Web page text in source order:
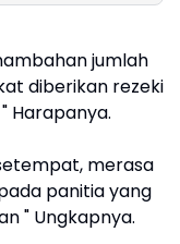
jumlah
diberikan rezeki
Harapanya.
merasa
panitia yang
" Ungkapnya.